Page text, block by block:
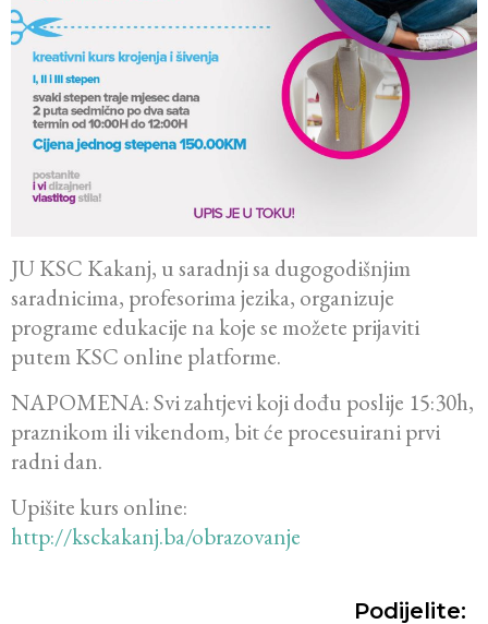
JU KSC Kakanj, u saradnji sa dugogodišnjim
saradnicima, profesorima jezika, organizuje
programe edukacije na koje se možete prijaviti
putem KSC online platforme.
NAPOMENA: Svi zahtjevi koji dođu poslije 15:30h,
praznikom ili vikendom, bit će procesuirani prvi
radni dan.
Upišite kurs online:
http://ksckakanj.ba/obrazovanje
Podijelite: